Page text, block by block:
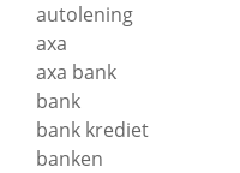
autolening
axa
axa bank
bank
bank krediet
banken